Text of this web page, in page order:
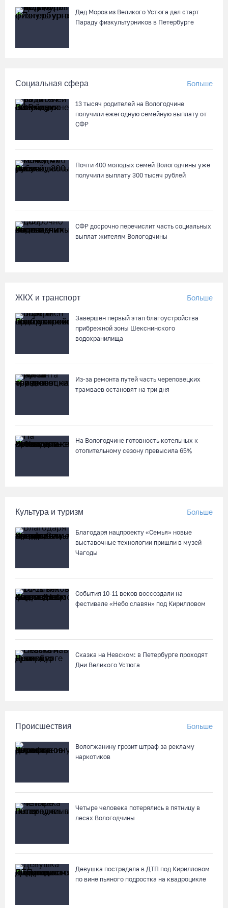
Дед Мороз из Великого Устюга дал старт
Параду физкультурников в Петербурге
Социальная сфера Больше
13 тысяч родителей на Вологодчине
получили ежегодную семейную выплату от
СФР
Почти 400 молодых семей Вологодчины уже
получили выплату 300 тысяч рублей
СФР досрочно перечислит часть социальных
выплат жителям Вологодчины
ЖКХ и транспорт Больше
Завершен первый этап благоустройства
прибрежной зоны Шекснинского
водохранилища
Из-за ремонта путей часть череповецких
трамваев остановят на три дня
На Вологодчине готовность котельных к
отопительному сезону превысила 65%
Культура и туризм Больше
Благодаря нацпроекту «Семья» новые
выставочные технологии пришли в музей
Чагоды
События 10-11 веков воссоздали на
фестивале «Небо славян» под Кирилловом
Сказка на Невском: в Петербурге проходят
Дни Великого Устюга
Происшествия Больше
Вологжанину грозит штраф за рекламу
наркотиков
Четыре человека потерялись в пятницу в
лесах Вологодчины
Девушка пострадала в ДТП под Кирилловом
по вине пьяного подростка на квадроцикле